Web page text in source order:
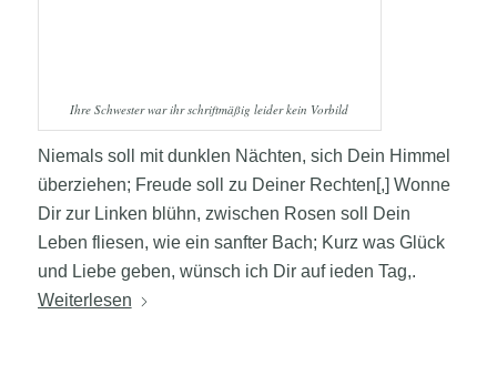
Ihre Schwester war ihr schriftmäßig leider kein Vorbild
Niemals soll mit dunklen Nächten, sich Dein Himmel
überziehen; Freude soll zu Deiner Rechten[,] Wonne
Dir zur Linken blühn, zwischen Rosen soll Dein
Leben fliesen, wie ein sanfter Bach; Kurz was Glück
und Liebe geben, wünsch ich Dir auf ieden Tag,.
Weiterlesen